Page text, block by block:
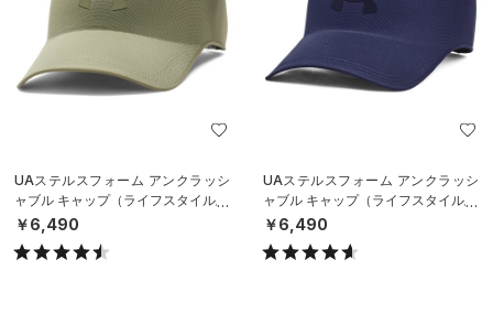
UAステルスフォーム アンクラッシ
ャブル キャップ（ライフスタイル/U
NISEX）
￥6,490
UAステルスフォーム アンクラッシ
ャブル キャップ（ライフスタイル/U
NISEX）
￥6,490